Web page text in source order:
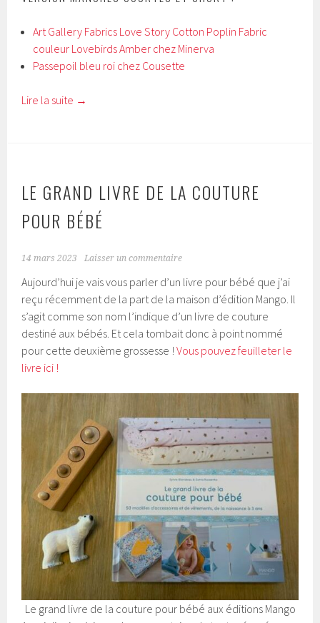
Art Gallery Fabrics Love Story Cotton Poplin Fabric
couleur Lovebirds Amber chez Minerva
Passepoil bleu roi chez Cousette
Lire la suite →
LE GRAND LIVRE DE LA COUTURE
POUR BÉBÉ
14 mars 2023 Laisser un commentaire
Aujourd’hui je vais vous parler d’un livre pour bébé que j’ai
reçu récemment de la part de la maison d’édition Mango. Il
s’agit comme son nom l’indique d’un livre de couture
destiné aux bébés. Et cela tombait donc à point nommé
pour cette deuxième grossesse !Vous pouvez feuilleter le
livre ici !
Le grand livre de la couture pour bébé aux éditions Mango